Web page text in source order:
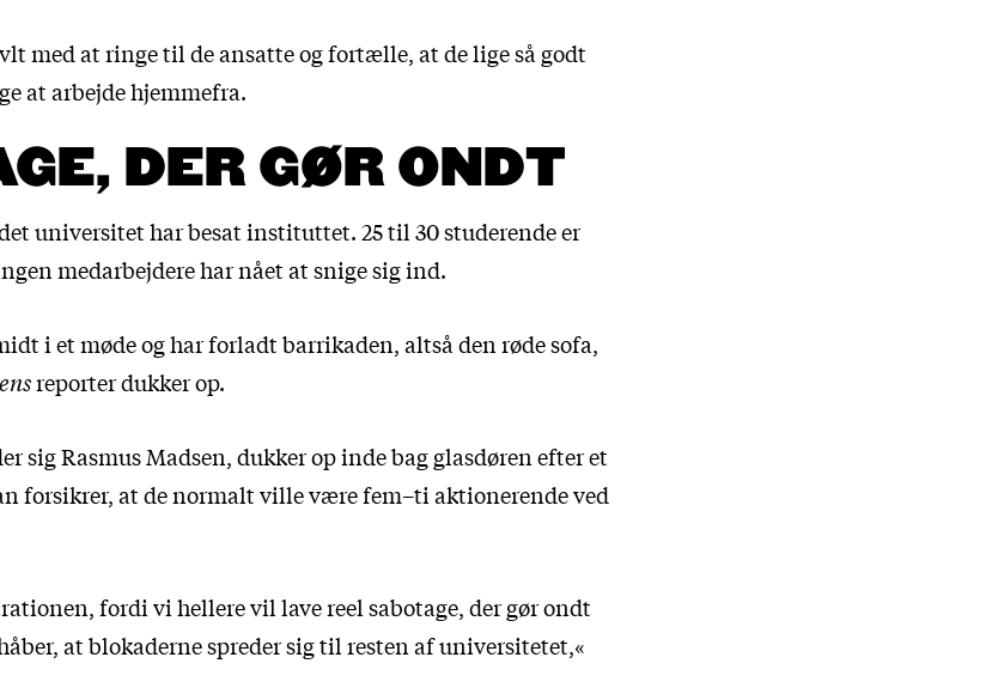
med at ringe til de ansatte og fortælle, at de lige så godt
at arbejde hjemmefra.
DER GØR ONDT
universitet har besat instituttet. 25 til 30 studerende er
medarbejdere har nået at snige sig ind.
i et møde og har forladt barrikaden, altså den røde sofa,
reporter dukker op.
sig Rasmus Madsen, dukker op inde bag glasdøren efter et
forsikrer, at de normalt ville være fem–ti aktionerende ved
fordi vi hellere vil lave reel sabotage, der gør ondt
at blokaderne spreder sig til resten af universitetet,«